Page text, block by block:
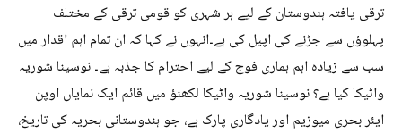
ترقی یافتہ ہندوستان کے لیے ہر شہری کو قومی ترقی کے مختلف
پہلوؤں سے جڑنے کی اپیل کی ہے۔انہوں نے کہا کہ ان تمام اہم اقدار میں
سب سے زیادہ اہم ہماری فوج کے لیے احترام کا جذبہ ہے۔ نوسینا شوریہ
واٹیکا کیا ہے؟ نوسینا شوریہ واٹیکا لکھنؤ میں قائم ایک نمایاں اوپن
ایئر بحری میوزیم اور یادگاری پارک ہے، جو ہندوستانی بحریہ کی تاریخ،